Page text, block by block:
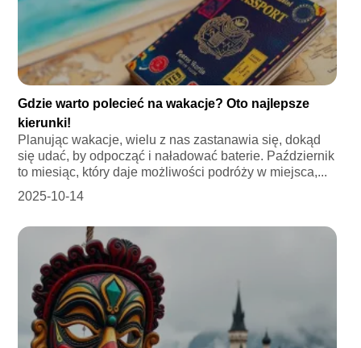
Gdzie warto polecieć na wakacje? Oto najlepsze
kierunki!
Planując wakacje, wielu z nas zastanawia się, dokąd
się udać, by odpocząć i naładować baterie. Październik
to miesiąc, który daje możliwości podróży w miejsca,...
2025-10-14